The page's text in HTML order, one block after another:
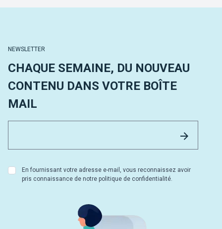
NEWSLETTER
CHAQUE SEMAINE, DU NOUVEAU
CONTENU DANS VOTRE BOÎTE
MAIL
En fournissant votre adresse e-mail, vous reconnaissez avoir
pris connaissance de notre politique de confidentialité.